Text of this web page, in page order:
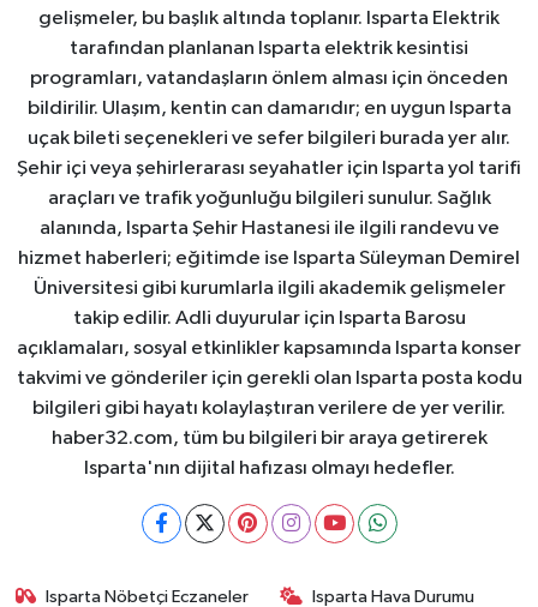
gelişmeler, bu başlık altında toplanır. Isparta Elektrik
tarafından planlanan Isparta elektrik kesintisi
programları, vatandaşların önlem alması için önceden
bildirilir. Ulaşım, kentin can damarıdır; en uygun Isparta
uçak bileti seçenekleri ve sefer bilgileri burada yer alır.
Şehir içi veya şehirlerarası seyahatler için Isparta yol tarifi
araçları ve trafik yoğunluğu bilgileri sunulur. Sağlık
alanında, Isparta Şehir Hastanesi ile ilgili randevu ve
hizmet haberleri; eğitimde ise Isparta Süleyman Demirel
Üniversitesi gibi kurumlarla ilgili akademik gelişmeler
takip edilir. Adli duyurular için Isparta Barosu
açıklamaları, sosyal etkinlikler kapsamında Isparta konser
takvimi ve gönderiler için gerekli olan Isparta posta kodu
bilgileri gibi hayatı kolaylaştıran verilere de yer verilir.
haber32.com, tüm bu bilgileri bir araya getirerek
Isparta'nın dijital hafızası olmayı hedefler.
Isparta Nöbetçi Eczaneler Isparta Hava Durumu